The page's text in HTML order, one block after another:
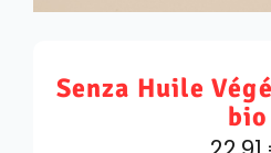
Senza Huile
bio